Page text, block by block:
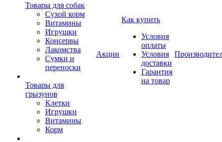
Товары для собак
Cухой корм
Витамины
Игрушки
Консервы
Лакомства
Сумки и
переноски
Товары для
грызунов
Клетки
Игрушки
Витамины
Корм
Акции
Как купить
Условия
оплаты
Условия
доставки
Гарантия
на товар